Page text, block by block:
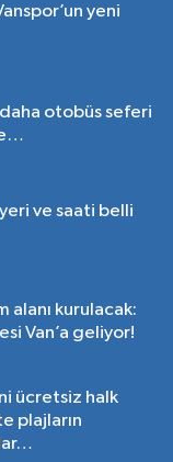
yeni
otobüs seferi
ve saati belli
alanı kurulacak:
Van’a geliyor!
ücretsiz halk
plajların